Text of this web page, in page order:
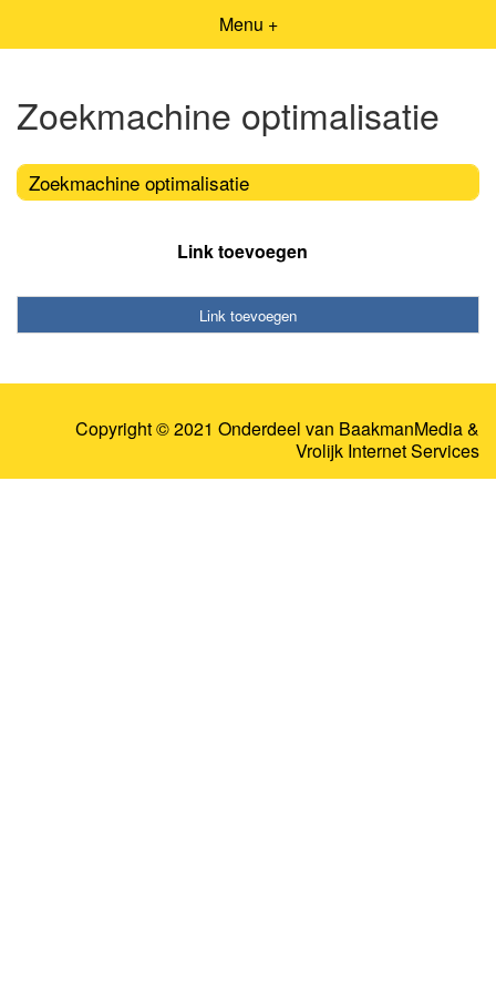
Menu +
Zoekmachine optimalisatie
Zoekmachine optimalisatie
Link toevoegen
Link toevoegen
Copyright © 2021 Onderdeel van BaakmanMedia&
Vrolijk Internet Services